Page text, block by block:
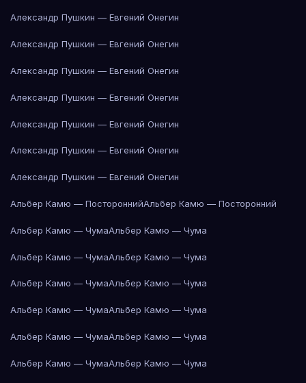
Александр Пушкин — Евгений Онегин
Александр Пушкин — Евгений Онегин
Александр Пушкин — Евгений Онегин
Александр Пушкин — Евгений Онегин
Александр Пушкин — Евгений Онегин
Александр Пушкин — Евгений Онегин
Александр Пушкин — Евгений Онегин
Альбер Камю — ПостороннийАльбер Камю — Посторонний
Альбер Камю — ЧумаАльбер Камю — Чума
Альбер Камю — ЧумаАльбер Камю — Чума
Альбер Камю — ЧумаАльбер Камю — Чума
Альбер Камю — ЧумаАльбер Камю — Чума
Альбер Камю — ЧумаАльбер Камю — Чума
Альбер Камю — ЧумаАльбер Камю — Чума